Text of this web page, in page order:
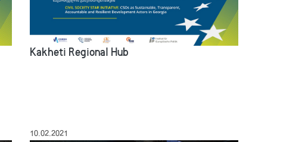
Kakheti Regional Hub
10.02.2021